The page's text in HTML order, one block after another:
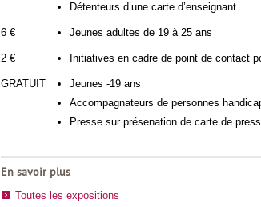
Détenteurs d’une carte d’enseignant
6 € Jeunes adultes de 19 à 25 ans
2 € Initiatives en cadre de point de contact
GRATUIT
Jeunes -19 ans
Accompagnateurs de personnes
Presse sur présenation de carte de
En savoir plus
Toutes les expositions